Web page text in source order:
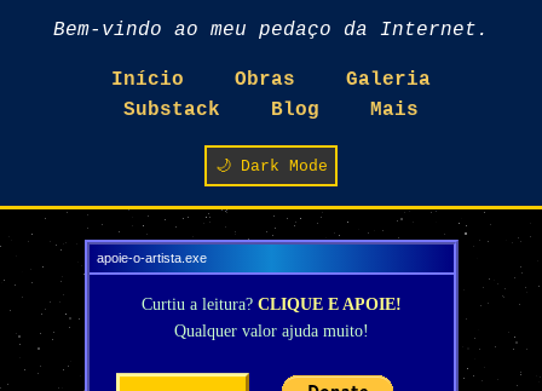
Bem-vindo ao meu pedaço da Internet.
Início Obras
Galeria
Substack
Blog Mais
🌙 Dark Mode
apoie-o-artista.exe
Curtiu a leitura? CLIQUE E APOIE!
Qualquer valor ajuda muito!